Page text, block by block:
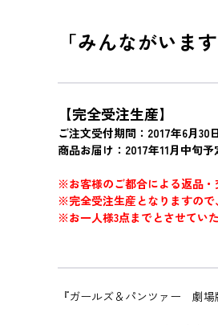
「みんながいま
【完全受注生産】
ご注文受付期間：2017年6月
商品お届け：2017年11月中旬予
※お客様のご都合による返品・
※完全受注生産となりますので
※お一人様3点までとさせていた
『ガールズ＆パンツァー 劇